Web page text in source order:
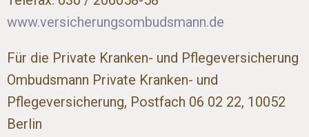
www.versicherungsombudsmann.de
Für die Private Kranken- und Pflegeversicherung
Ombudsmann Private Kranken- und
Pflegeversicherung, Postfach 06 02 22, 10052
Berlin